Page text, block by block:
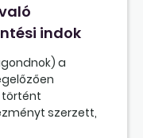
indok
a
történt
szerzett,